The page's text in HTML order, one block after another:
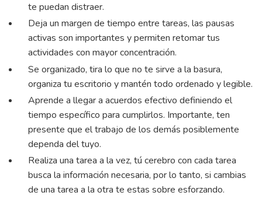
te puedan distraer.
Deja un margen de tiempo entre tareas, las pausas
activas son importantes y permiten retomar tus
actividades con mayor concentración.
Se organizado, tira lo que no te sirve a la basura,
organiza tu escritorio y mantén todo ordenado y legible.
Aprende a llegar a acuerdos efectivo definiendo el
tiempo específico para cumplirlos. Importante, ten
presente que el trabajo de los demás posiblemente
dependa del tuyo.
Realiza una tarea a la vez, tú cerebro con cada tarea
busca la información necesaria, por lo tanto, si cambias
de una tarea a la otra te estas sobre esforzando.